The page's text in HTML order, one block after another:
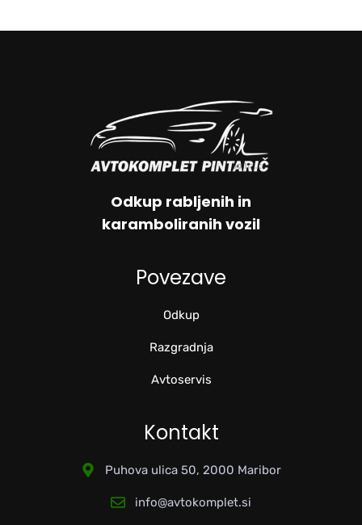
Odkup rabljenih in
karamboliranih vozil
Povezave
Odkup
Razgradnja
Avtoservis
Kontakt
Puhova ulica 50, 2000 Maribor
info@avtokomplet.si